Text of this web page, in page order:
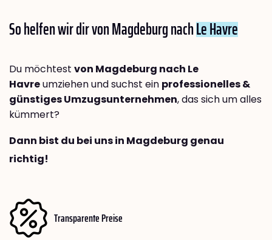
So helfen wir dir von Magdeburg nachLe Havre
Du möchtest von Magdeburg nach Le
Havreumziehen und suchst ein professionelles &
günstiges Umzugsunternehmen, das sich um alles
kümmert?
Dann bist du bei uns in Magdeburg genau
richtig!
Transparente Preise